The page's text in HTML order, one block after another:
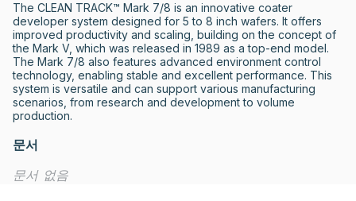
The CLEAN TRACK™ Mark 7/8 is an innovative coater
developer system designed for 5 to 8 inch wafers. It offers
improved productivity and scaling, building on the concept of
the Mark V, which was released in 1989 as a top-end model.
The Mark 7/8 also features advanced environment control
technology, enabling stable and excellent performance. This
system is versatile and can support various manufacturing
scenarios, from research and development to volume
production.
문서
문서 없음